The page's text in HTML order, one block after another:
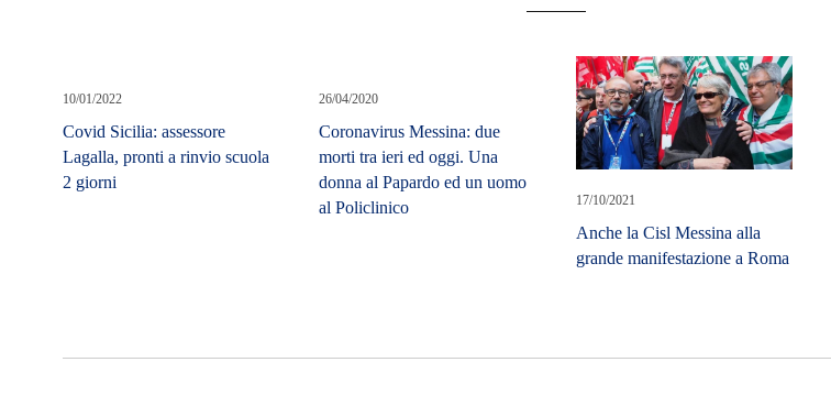
10/01/2022
Covid Sicilia: assessore
Lagalla, pronti a rinvio scuola
2 giorni
26/04/2020
Coronavirus Messina: due
morti tra ieri ed oggi. Una
donna al Papardo ed un uomo
al Policlinico
17/10/2021
Anche la Cisl Messina alla
grande manifestazione a Roma